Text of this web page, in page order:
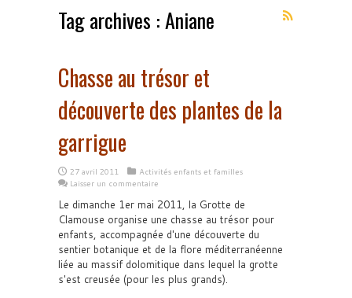
Tag archives :Aniane
Chasse au trésor et
découverte des plantes de la
garrigue
27 avril 2011
Activités enfants et familles
Laisser un commentaire
Le dimanche 1er mai 2011, la Grotte de
Clamouse organise une chasse au trésor pour
enfants, accompagnée d'une découverte du
sentier botanique et de la flore méditerranéenne
liée au massif dolomitique dans lequel la grotte
s'est creusée (pour les plus grands).